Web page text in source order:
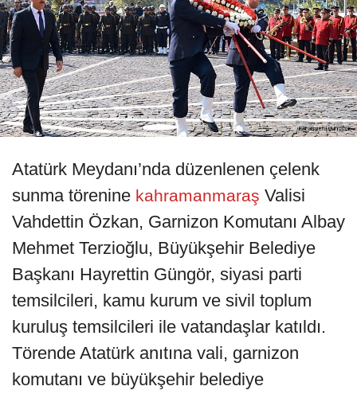
Atatürk Meydanı’nda düzenlenen çelenk
sunma törenine kahramanmaraş Valisi
Vahdettin Özkan, Garnizon Komutanı Albay
Mehmet Terzioğlu, Büyükşehir Belediye
Başkanı Hayrettin Güngör, siyasi parti
temsilcileri, kamu kurum ve sivil toplum
kuruluş temsilcileri ile vatandaşlar katıldı.
Törende Atatürk anıtına vali, garnizon
komutanı ve büyükşehir belediye